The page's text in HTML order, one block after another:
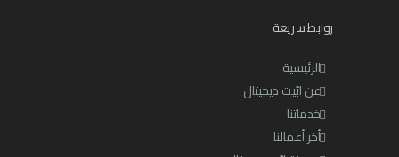
روابط سريعة
الرئيسية
عن ابّيت ديجيتال
خدماتنا
أخر أعمالنا